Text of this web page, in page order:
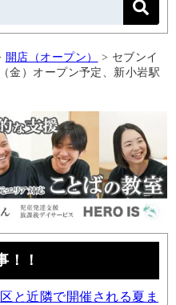
開店（オープン） > セブンイ
金）オープン予定、新小岩駅
！！
区と近隣で開催される夏ま